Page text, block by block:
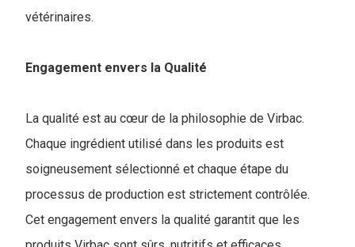
vétérinaires.
Engagement envers la Qualité
La qualité est au cœur de la philosophie de Virbac.
Chaque ingrédient utilisé dans les produits est
soigneusement sélectionné et chaque étape du
processus de production est strictement contrôlée.
Cet engagement envers la qualité garantit que les